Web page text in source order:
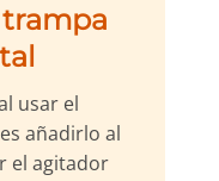
usar el
es añadirlo al
el agitador